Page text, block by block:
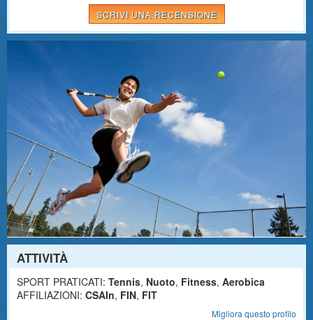
SCRIVI UNA RECENSIONE
ATTIVITÀ
SPORT PRATICATI: Tennis, Nuoto, Fitness, Aerobica
AFFILIAZIONI: CSAIn, FIN, FIT
Migliora questo profilo